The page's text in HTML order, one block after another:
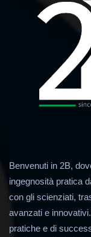
Benvenuti in 2B,
ingegnosità pratica
con gli scienziati,
avanzati e
pratiche e di